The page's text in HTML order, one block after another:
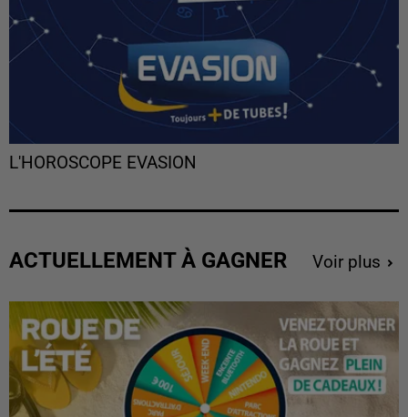
L'HOROSCOPE EVASION
ACTUELLEMENT À GAGNER Voir plus